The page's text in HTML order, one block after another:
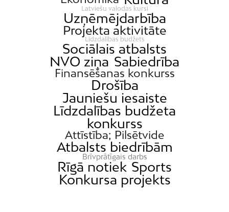
Latviešu valodas kursi
Uzņēmējdarbība
Projekta aktivitāte
Līdzdalības budžets
Sociālais atbalsts
NVO ziņa Sabiedrība
Finansēšanas konkurss
Drošība
Jauniešu iesaiste
Līdzdalības budžeta
konkurss
Attīstība; Pilsētvide
Atbalsts biedrībām
Brīvprātīgais darbs
Rīgā notiek Sports
Konkursa projekts